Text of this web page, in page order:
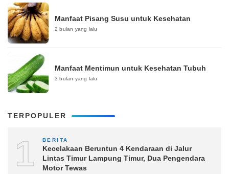
Manfaat Pisang Susu untuk Kesehatan
2 bulan yang lalu
Manfaat Mentimun untuk Kesehatan Tubuh
3 bulan yang lalu
TERPOPULER
1 BERITA
Kecelakaan Beruntun 4 Kendaraan di Jalur
Lintas Timur Lampung Timur, Dua Pengendara
Motor Tewas